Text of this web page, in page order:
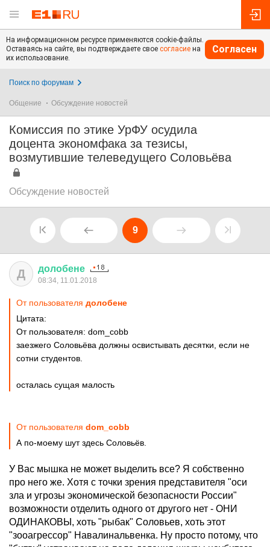
На информационном ресурсе применяются cookie-файлы.
Оставаясь на сайте, вы подтверждаете свое согласие на
их использование.
Согласен
Поиск по форумам
Общение Обсуждение новостей
Комиссия по этике УрФУ осудила
доцента экономфака за тезисы,
возмутившие телеведущего Соловьёва
Обсуждение новостей
9
Д долобене
08:34, 11.01.2018
От пользователя долобене
Цитата:
От пользователя: dom_cobb
заезжего Соловьёва должны освистывать десятки, если не
сотни студентов.
осталась сущая малость
От пользователя dom_cobb
А по-моему шут здесь Соловьёв.
У Вас мышка не может выделить все? Я собственно
про него же. Хотя с точки зрения представителя "оси
зла и угрозы экономической безопасности России"
возможности отделить одного от другого нет - ОНИ
ОДИНАКОВЫ, хоть "рыбак" Соловьев, хоть этот
"зооагрессор" Навалинальвенка. Ну просто потому, что